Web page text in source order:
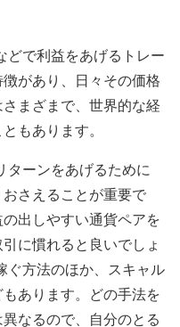
どで利益をあげるトレー
があり、日々その価格
まざまで、世界的な経
もあります。
ターンをあげるために
さえることが重要で
出しやすい通貨ペアを
に慣れると良いでしょ
ぐ方法のほか、スキャル
あります。どの手法を
なるので、自分のとる